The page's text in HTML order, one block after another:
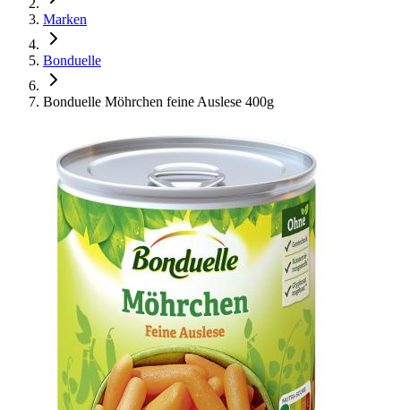
Marken
Bonduelle
Bonduelle Möhrchen feine Auslese 400g